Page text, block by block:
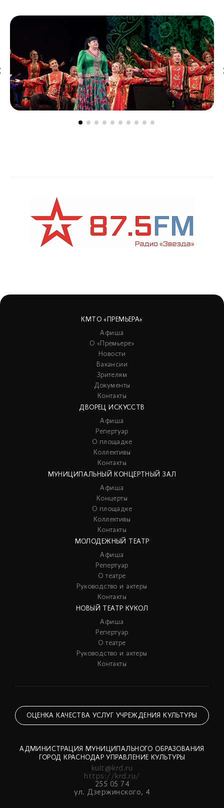
КМТО «ПРЕМЬЕРА»
Афиша
О «Премьере»
Новости
Вакансии
Зрителям
Документы
Контакты
ДВОРЕЦ ИСКУССТВ
Афиша
Репертуар
О площадке
Коллективы
Контакты
МУНИЦИПАЛЬНЫЙ КОНЦЕРТНЫЙ ЗАЛ
Афиша
Концерты
О площадке
Коллективы
Контакты
МОЛОДЕЖНЫЙ ТЕАТР
Афиша
Репертуар
О театре
Руководство и актеры
Контакты
НОВЫЙ ТЕАТР КУКОЛ
Афиша
Репертуар
О театре
Руководство и актеры
Контакты
ОЦЕНКА КАЧЕСТВА УСЛУГ УЧРЕЖДЕНИЯ КУЛЬТУРЫ
АДМИНИСТРАЦИЯ МУНИЦИПАЛЬНОГО ОБРАЗОВАНИЯ
ГОРОД КРАСНОДАР УПРАВЛЕНИЕ КУЛЬТУРЫ
kult@krd.ru
https://krd.ru/
255 05 74
ул. Дзержинского, 4